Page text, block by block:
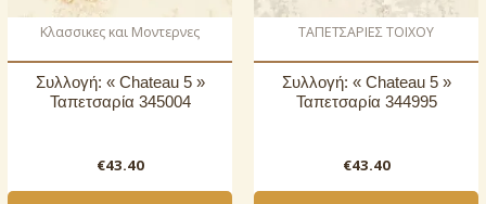
Κλασσικες και Μοντερνες
Συλλογή: « Chateau 5 »
Ταπετσαρία 345004
€43.40
ΤΑΠΕΤΣΑΡΙΕΣ ΤΟΙΧΟΥ
Συλλογή: « Chateau 5 »
Ταπετσαρία 344995
€43.40